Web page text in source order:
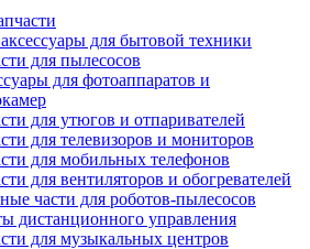
для бытовой техники
для пылесосов
для фотоаппаратов и
для утюгов и отпаривателей
для телевизоров и мониторов
для мобильных телефонов
для вентиляторов и обогревателей
части для роботов-пылесосов
дистанционного управления
для музыкальных центров